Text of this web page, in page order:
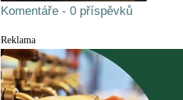
Komentáře - 0 příspěvků
Reklama